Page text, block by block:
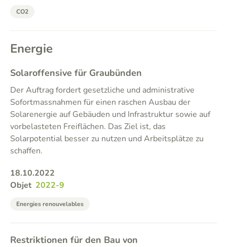
CO2
Energie
Solaroffensive für Graubünden
Der Auftrag fordert gesetzliche und administrative
Sofortmassnahmen für einen raschen Ausbau der
Solarenergie auf Gebäuden und Infrastruktur sowie auf
vorbelasteten Freiflächen. Das Ziel ist, das
Solarpotential besser zu nutzen und Arbeitsplätze zu
schaffen.
18.10.2022
Objet 2022-9
Energies renouvelables
Restriktionen für den Bau von